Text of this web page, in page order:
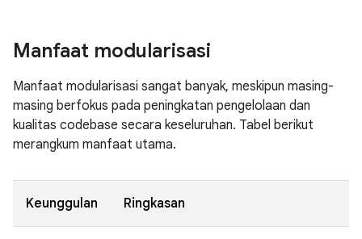
Manfaat modularisasi
Manfaat modularisasi sangat banyak, meskipun masing-
masing berfokus pada peningkatan pengelolaan dan
kualitas codebase secara keseluruhan. Tabel berikut
merangkum manfaat utama.
Keunggulan Ringkasan